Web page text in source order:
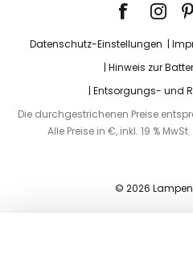
Datenschutz-Einstellungen
Hinweis zur
Entsorgungs- und
Die durchgestrichenen Preise
Alle Preise in €, inkl. 19 %
© 2026